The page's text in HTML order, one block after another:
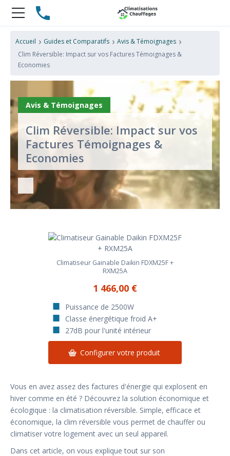
Avis & Témoignages
Clim Réversible: Impact sur vos
Factures Témoignages &
Economies
Accueil › Guides et Comparatifs › Avis & Témoignages ›
Clim Réversible: Impact sur vos Factures Témoignages &
Economies
Climatiseur Gainable Daikin FDXM25F +
RXM25A
1 466,00 €
Puissance de 2500W
Classe énergétique froid A+
27dB pour l'unité intérieur
Configurer votre produit
Vous en avez assez des factures d'énergie qui explosent en
hiver comme en été ? Découvrez la solution économique et
écologique : la climatisation réversible. Simple, efficace et
économique, la clim réversible vous permet de chauffer ou
climatiser votre logement avec un seul appareil.
Dans cet article, on vous explique tout sur son